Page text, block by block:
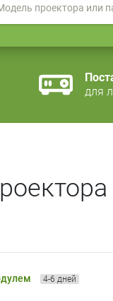
для
4-6 дней